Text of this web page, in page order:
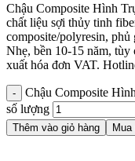
Chậu Composite Hình
chất liệu sợi thủy tinh
composite/polyresin, phủ
Nhẹ, bền 10-15 năm,
xuất hóa đơn VAT.
Chậu Composite
số lượng
Thêm vào giỏ hàng Mua